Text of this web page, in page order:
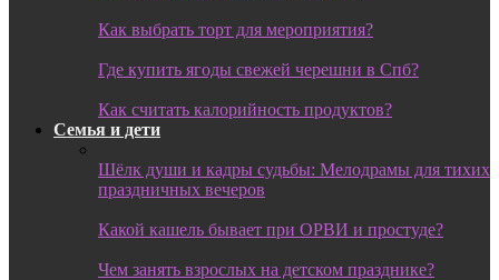
Как выбрать торт для мероприятия?
Где купить ягоды свежей черешни в Спб?
Как считать калорийность продуктов?
Семья и дети
Шёлк души и кадры судьбы: Мелодрамы для тихих
праздничных вечеров
Какой кашель бывает при ОРВИ и простуде?
Чем занять взрослых на детском празднике?